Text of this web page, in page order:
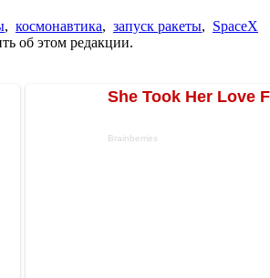
, космонавтика, запуск ракеты, SpaceX
об этом редакции.